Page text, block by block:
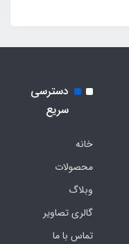
دسترسی
سریع
خانه
محصولات
وبلاگ
گالری تصاویر
تماس با ما